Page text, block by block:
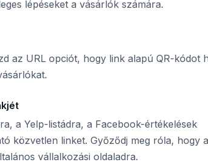
lépéseket a vásárlók számára.
az URL opciót, hogy link alapú QR-kódot
a Yelp-listádra, a Facebook-értékelések
közvetlen linket. Győződj meg róla, hogy a
vállalkozási oldaladra.